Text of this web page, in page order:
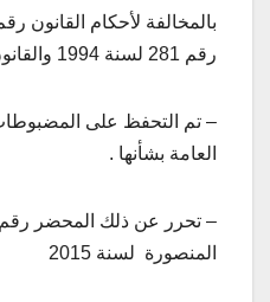
رقم 281 لسنة 1994 والقانون رقم 359 لسنة 1956
– تم التحفظ على
العامة بشأنها .
المنصورة لسنة 2015